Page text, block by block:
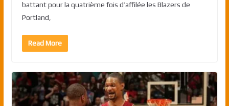
battant pour la quatrième fois d’affilée les Blazers de
Portland,
Read More